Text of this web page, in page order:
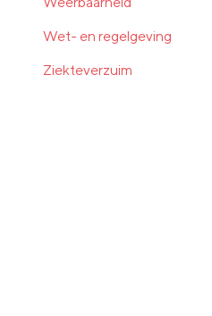
Wet- en regelgeving
Ziekteverzuim